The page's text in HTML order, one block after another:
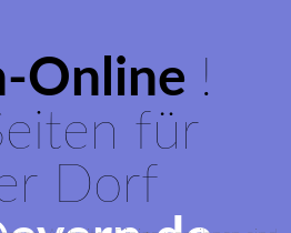
Online !
für
Dorf